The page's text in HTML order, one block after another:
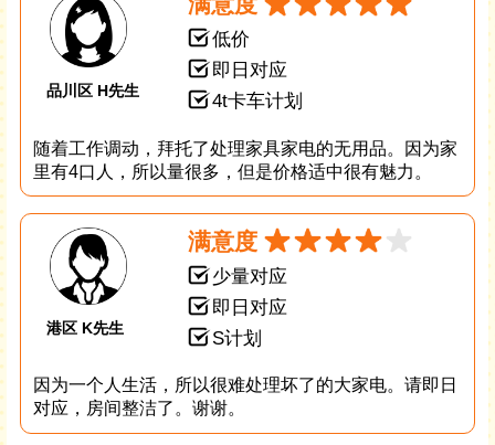
品川区 H先生
低价
即日对应
4t卡车计划
随着工作调动，拜托了处理家具家电的无用品。因为家
里有4口人，所以量很多，但是价格适中很有魅力。
港区 K先生
满意度
少量对应
即日对应
S计划
因为一个人生活，所以很难处理坏了的大家电。请即日
对应，房间整洁了。谢谢。